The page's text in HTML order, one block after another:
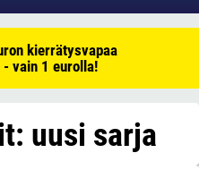
kierrätysvapaa
vain 1 eurolla!
uusi sarja